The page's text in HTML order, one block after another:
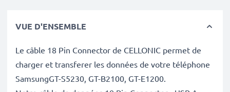
VUE D'ENSEMBLE
Le câble 18 Pin Connector de CELLONIC permet de
charger et transferer les données de votre téléphone
SamsungGT-S5230, GT-B2100, GT-E1200.